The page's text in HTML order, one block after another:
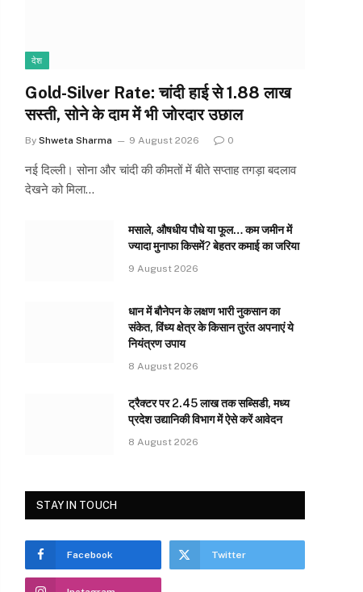
देश
Gold-Silver Rate: चांदी हाई से ₹1.88 लाख
सस्ती, सोने के दाम में भी जोरदार उछाल
By Shweta Sharma 9 August 2026 0
नई दिल्ली। सोना और चांदी की कीमतों में बीते सप्ताह तगड़ा बदलाव
देखने को मिला…
मसाले, औषधीय पौधे या फूल… कम जमीन में
ज्यादा मुनाफा किसमें? बेहतर कमाई का जरिया
9 August 2026
धान में बौनेपन के लक्षण भारी नुकसान का
संकेत, विंध्य क्षेत्र के किसान तुरंत अपनाएं ये
नियंत्रण उपाय
8 August 2026
ट्रैक्टर पर 2.45 लाख तक सब्सिडी, मध्य
प्रदेश उद्यानिकी विभाग में ऐसे करें आवेदन
8 August 2026
STAY IN TOUCH
Facebook Twitter